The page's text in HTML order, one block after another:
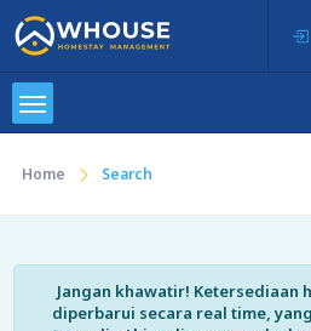
Home Search
Jangan khawatir! Ketersediaan
diperbarui secara real time,